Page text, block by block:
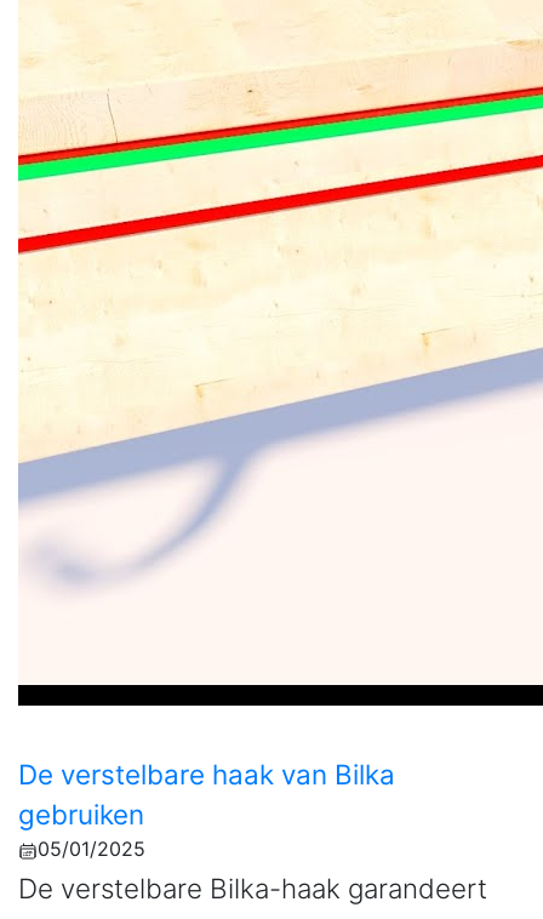
De verstelbare haak van Bilka
gebruiken
05/01/2025
De verstelbare Bilka-haak garandeert